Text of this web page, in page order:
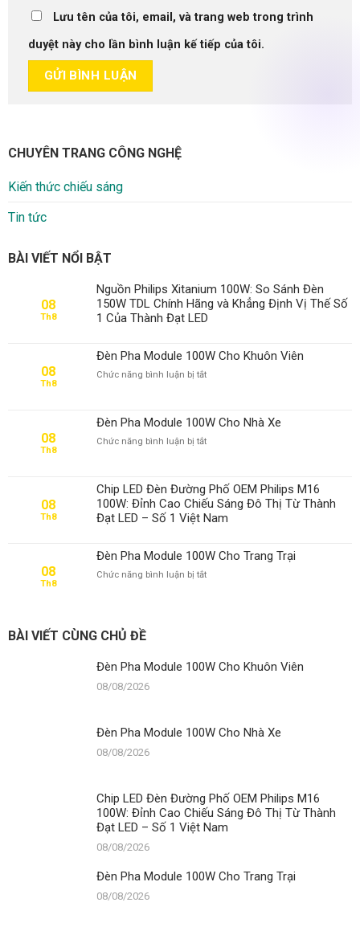
Lưu tên của tôi, email, và trang web trong trình
duyệt này cho lần bình luận kế tiếp của tôi.
CHUYÊN TRANG CÔNG NGHỆ
Kiến thức chiếu sáng
Tin tức
BÀI VIẾT NỔI BẬT
08
Th8
Nguồn Philips Xitanium 100W: So Sánh Đèn
150W TDL Chính Hãng và Khẳng Định Vị Thế Số
1 Của Thành Đạt LED
08
Th8
Đèn Pha Module 100W Cho Khuôn Viên
Chức năng bình luận bị tắtở
100W
Cho
08
Th8
Đèn Pha Module 100W Cho Nhà Xe
Chức năng bình luận bị tắtở
Module
100W
Cho
Nhà
08
Th8
Chip LED Đèn Đường Phố OEM Philips M16
100W: Đỉnh Cao Chiếu Sáng Đô Thị Từ Thành
Đạt LED – Số 1 Việt Nam
08
Th8
Đèn Pha Module 100W Cho Trang Trại
Chức năng bình luận bị tắtở
Trại
BÀI VIẾT CÙNG CHỦ ĐỀ
Đèn Pha Module 100W Cho Khuôn Viên
08/08/2026
Đèn Pha Module 100W Cho Nhà Xe
08/08/2026
Chip LED Đèn Đường Phố OEM Philips M16
100W: Đỉnh Cao Chiếu Sáng Đô Thị Từ Thành
Đạt LED – Số 1 Việt Nam
08/08/2026
Đèn Pha Module 100W Cho Trang Trại
08/08/2026